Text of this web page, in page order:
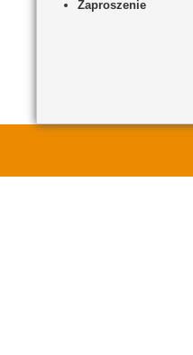
Zaproszenie